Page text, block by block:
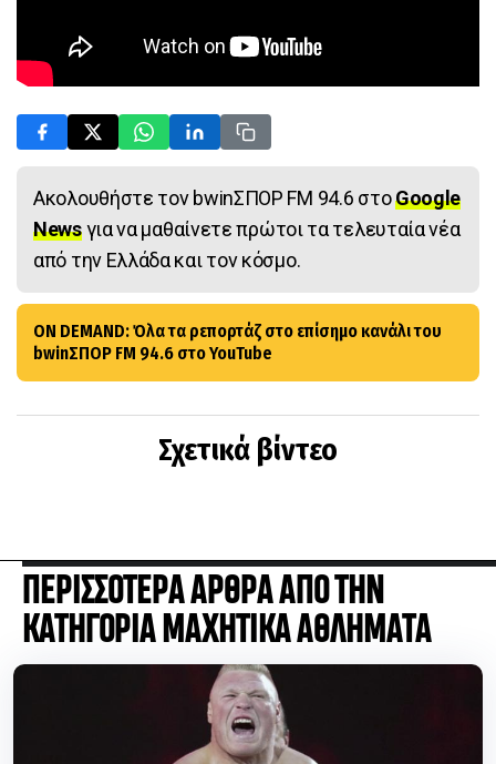
Ακολουθήστε τον bwinΣΠΟΡ FM 94.6 στοGoogle
Newsγια να μαθαίνετε πρώτοι τα τελευταία νέα
από την Ελλάδα και τον κόσμο.
ON DEMAND: Όλα τα ρεπορτάζ στο επίσημο κανάλι του
bwinΣΠΟΡ FM 94.6 στο YouTube
Σχετικά βίντεο
ΠΕΡΙΣΣΟΤΕΡΑ ΑΡΘΡΑ ΑΠΟ ΤΗΝ
ΚΑΤΗΓΟΡΙΑ ΜΑΧΗΤΙΚΑ ΑΘΛΗΜΑΤΑ